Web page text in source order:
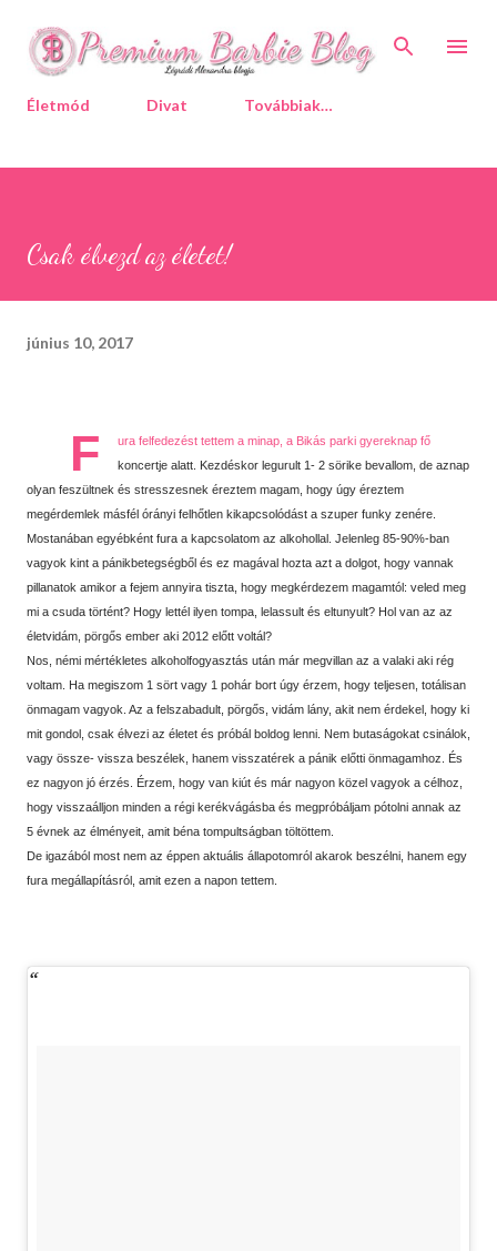
Életmód Divat Továbbiak…
Csak élvezd az életet!
június 10, 2017
F
ura felfedezést tettem a minap, a Bikás parki gyereknap fő
koncertje alatt. Kezdéskor legurult 1- 2 sörike bevallom, de aznap
olyan feszültnek és stresszesnek éreztem magam, hogy úgy éreztem
megérdemlek másfél órányi felhőtlen kikapcsolódást a szuper funky zenére.
Mostanában egyébként fura a kapcsolatom az alkohollal. Jelenleg 85-90%-ban
vagyok kint a pánikbetegségből és ez magával hozta azt a dolgot, hogy vannak
pillanatok amikor a fejem annyira tiszta, hogy megkérdezem magamtól: veled meg
mi a csuda történt? Hogy lettél ilyen tompa, lelassult és eltunyult? Hol van az az
életvidám, pörgős ember aki 2012 előtt voltál?
Nos, némi mértékletes alkoholfogyasztás után már megvillan az a valaki aki rég
voltam. Ha megiszom 1 sört vagy 1 pohár bort úgy érzem, hogy teljesen, totálisan
önmagam vagyok. Az a felszabadult, pörgős, vidám lány, akit nem érdekel, hogy ki
mit gondol, csak élvezi az életet és próbál boldog lenni. Nem butaságokat csinálok,
vagy össze- vissza beszélek, hanem visszatérek a pánik előtti önmagamhoz. És
ez nagyon jó érzés. Érzem, hogy van kiút és már nagyon közel vagyok a célhoz,
hogy visszaálljon minden a régi kerékvágásba és megpróbáljam pótolni annak az
5 évnek az élményeit, amit béna tompultságban töltöttem.
De igazából most nem az éppen aktuális állapotomról akarok beszélni, hanem egy
fura megállapításról, amit ezen a napon tettem.